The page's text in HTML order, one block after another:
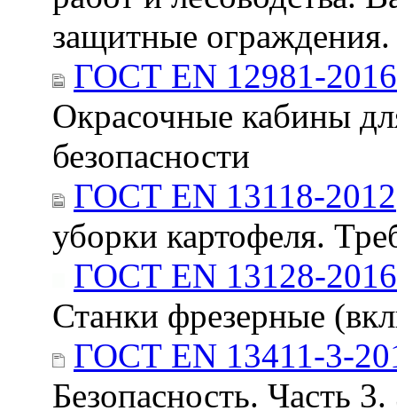
защитные ограждения.
ГОСТ EN 12981-2016
Окрасочные кабины
безопасности
ГОСТ EN 13118-2012
уборки картофеля.
ГОСТ EN 13128-2016
Станки фрезерные
ГОСТ EN 13411-3-
Безопасность. Часть